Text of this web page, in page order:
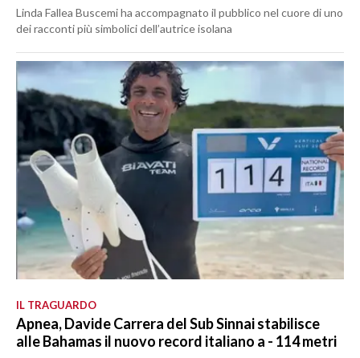
Linda Fallea Buscemi ha accompagnato il pubblico nel cuore di uno
dei racconti più simbolici dell’autrice isolana
IL TRAGUARDO
Apnea, Davide Carrera del Sub Sinnai stabilisce
alle Bahamas il nuovo record italiano a - 114 metri